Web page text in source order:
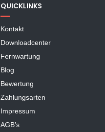
QUICKLINKS
Kontakt
Downloadcenter
Fernwartung
Blog
Bewertung
Zahlungsarten
Impressum
AGB’s